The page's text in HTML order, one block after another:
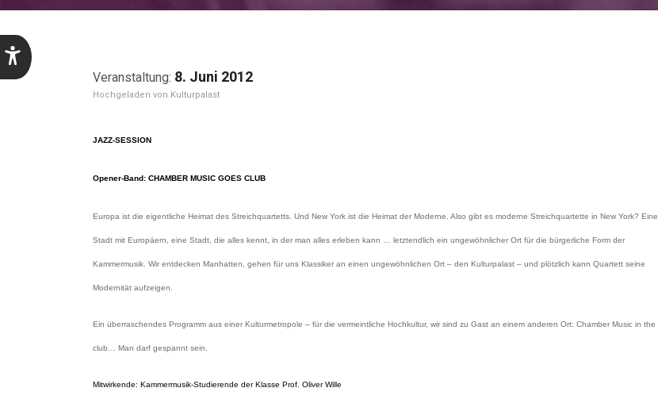
8. Juni 2012
Kulturpalast
JAZZ-SESSION
Opener-Band: CHAMBER MUSIC GOES CLUB
Europa ist die eigentliche Heimat des Streichquartetts. Und New York ist die Heimat der Moderne. Also gibt es moderne Streichquartette in New York? Eine
Stadt mit Europäern, eine Stadt, die alles kennt, in der man alles erleben kann … letztendlich ein ungewöhnlicher Ort für die bürgerliche Form der
Kammermusik. Wir entdecken Manhatten, gehen für uns Klassiker an einen ungewöhnlichen Ort – den Kulturpalast – und plötzlich kann Quartett seine
Modernität aufzeigen.
Ein überraschendes Programm aus einer Kulturmetropole – für die vermeintliche Hochkultur, wir sind zu Gast an einem anderen Ort: Chamber Music in the
club… Man darf gespannt sein.
Mitwirkende: Kammermusik-Studierende der Klasse Prof. Oliver Wille